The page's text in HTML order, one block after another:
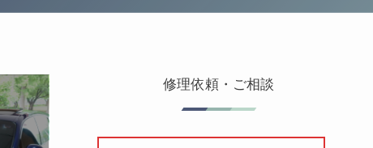
修理依頼・ご相談